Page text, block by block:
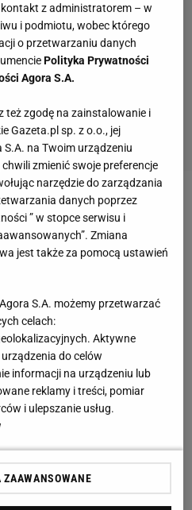
Polski?
Nikt tego nie szanuje"
polsko-brazylijski duet
druga połowa
kartki Fermina
całą zabawę już w 7.
Lewandowski, który
zgranie
wbił futbolówkę do bramki.
na gola Kyliana Mbappe z
w klasyfikacji
z administratorem – w
i podmiotu, wobec którego
o przetwarzaniu danych
Polityka Prywatności
Agora S.A.
też zgodę na zainstalowanie i
Gazeta.pl sp. z o.o., jej
na Twoim urządzeniu
zmienić swoje preferencje
narzędzie do zarządzania
danych poprzez
” w stopce serwisu i
Zmiana
jest także za pomocą ustawień
S.A. możemy przetwarzać
celach:
Aktywne
do celów
informacji na urządzeniu lub
reklamy i treści, pomiar
i ulepszanie usług.